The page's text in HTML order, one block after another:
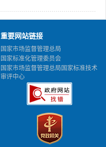
重要网站链接
国家市场监督管理总局
国家标准化管理委员会
国家市场监督管理总局国家标准技术
审评中心